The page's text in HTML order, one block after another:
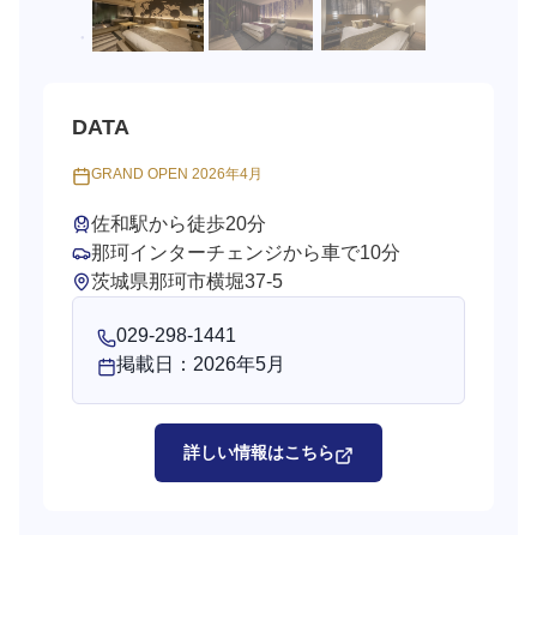
DATA
GRAND OPEN 2026年4月
佐和駅から徒歩20分
那珂インターチェンジから車で10分
茨城県那珂市横堀37-5
029-298-1441
掲載日：2026年5月
詳しい情報はこちら